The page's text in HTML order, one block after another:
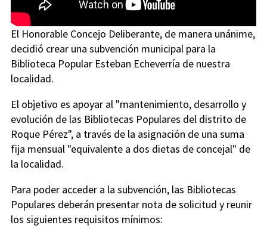
El Honorable Concejo Deliberante, de manera unánime,
decidió crear una subvención municipal para la
Biblioteca Popular Esteban Echeverría de nuestra
localidad.
El objetivo es apoyar al "mantenimiento, desarrollo y
evolución de las Bibliotecas Populares del distrito de
Roque Pérez", a través de la asignación de una suma
fija mensual "equivalente a dos dietas de concejal" de
la localidad.
Para poder acceder a la subvención, las Bibliotecas
Populares deberán presentar nota de solicitud y reunir
los siguientes requisitos mínimos: